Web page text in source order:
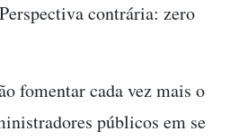
contrária: zero
fomentar cada vez mais o
públicos em se